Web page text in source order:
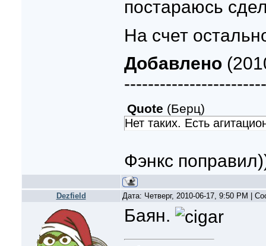
постараюсь
На счет
Добавлено
Quote (Берц)
Нет таких. Есть
Фэнкс
Dezfield Дата: Четверг, 2010-06-17, 9:50 PM |
Баян.